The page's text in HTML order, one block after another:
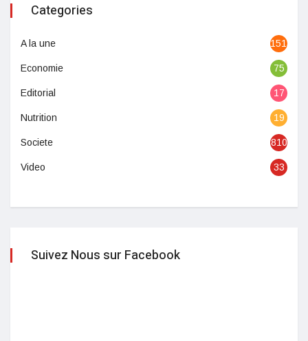
Categories
A la une 1513
Economie 75
Editorial 17
Nutrition 19
Societe 810
Video 33
Suivez Nous sur Facebook